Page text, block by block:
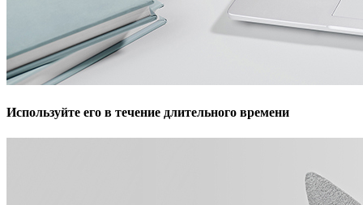
Используйте его в течение длительного времени